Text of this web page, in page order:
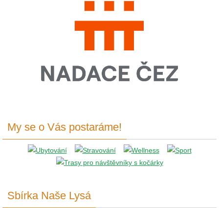
My se o Vás postaráme!
Sbírka Naše Lysá